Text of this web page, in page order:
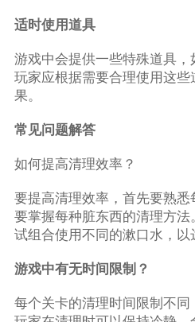
适时使用道具
游戏中会提供一些特殊道具，
玩家应根据需要合理使用这
果。
常见问题解答
如何提高清理效率？
要提高清理效率，首先要熟
要掌握每种脏东西的清理方
试组合使用不同的漱口水，以
游戏中有无时间限制？
每个关卡的清理时间限制不同